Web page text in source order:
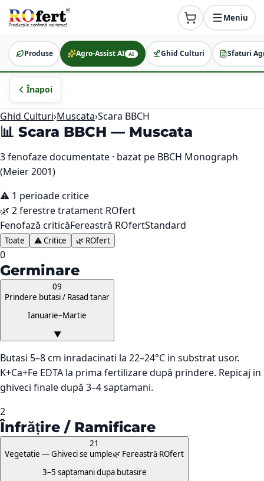
Meniu
Produse Agro-Assist AI AI Ghid Culturi Sfaturi
Înapoi
Ghid Culturi›Muscata›Scara BBCH
📊 Scara BBCH — Muscata
3fenofaze documentate · bazat pe BBCH Monograph
(Meier 2001)
⚠️ 1 perioade critice
🌿 2ferestre tratament ROfert
Fenofază criticăFereastră ROfertStandard
Toate ⚠️ Critice 🌿 ROfert
0
Germinare
09
Prindere butasi / Rasad tanar
Ianuarie–Martie
▼
Butasi 5–8 cm inradacinati la 22–24°C in substrat usor.
K+Ca+Fe EDTA la prima fertilizare după prindere. Repicaj in
ghiveci finale după 3–4 saptamani.
2
Înfrățire / Ramificare
21
Vegetatie — Ghiveci se umple🌿 Fereastră ROfert
3–5 saptamani dupa butasire